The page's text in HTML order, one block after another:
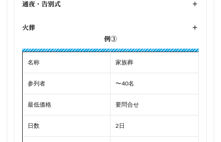
通夜・告別式 +
火葬
+
例③
名称 家族葬
参列者 〜40名
最低価格 要問合せ
日数 2日